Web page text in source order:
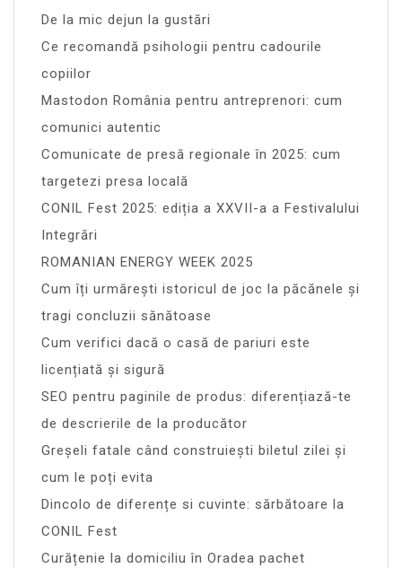
De la mic dejun la gustări
Ce recomandă psihologii pentru cadourile
copiilor
Mastodon România pentru antreprenori: cum
comunici autentic
Comunicate de presă regionale în 2025: cum
targetezi presa locală
CONIL Fest 2025: ediția a XXVII-a a Festivalului
Integrări
ROMANIAN ENERGY WEEK 2025
Cum îți urmărești istoricul de joc la păcănele și
tragi concluzii sănătoase
Cum verifici dacă o casă de pariuri este
licențiată și sigură
SEO pentru paginile de produs: diferențiază-te
de descrierile de la producător
Greșeli fatale când construiești biletul zilei și
cum le poți evita
Dincolo de diferențe si cuvinte: sărbătoare la
CONIL Fest
Curățenie la domiciliu în Oradea pachet